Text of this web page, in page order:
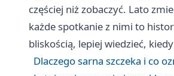
częściej niż zobaczyć. Lato
każde spotkanie z nimi to
bliskością, lepiej wiedzieć,
Dlaczego sarna szczeka i co